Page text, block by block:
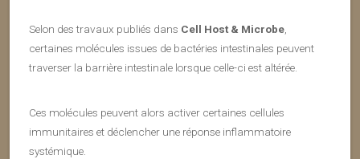
Selon des travaux publiés dans Cell Host & Microbe
certaines molécules issues de bactéries intestinales peuvent
traverser la barrière intestinale lorsque celle-ci est altérée.
Ces molécules peuvent alors activer certaines cellules
immunitaires et déclencher une réponse inflammatoire
systémique.